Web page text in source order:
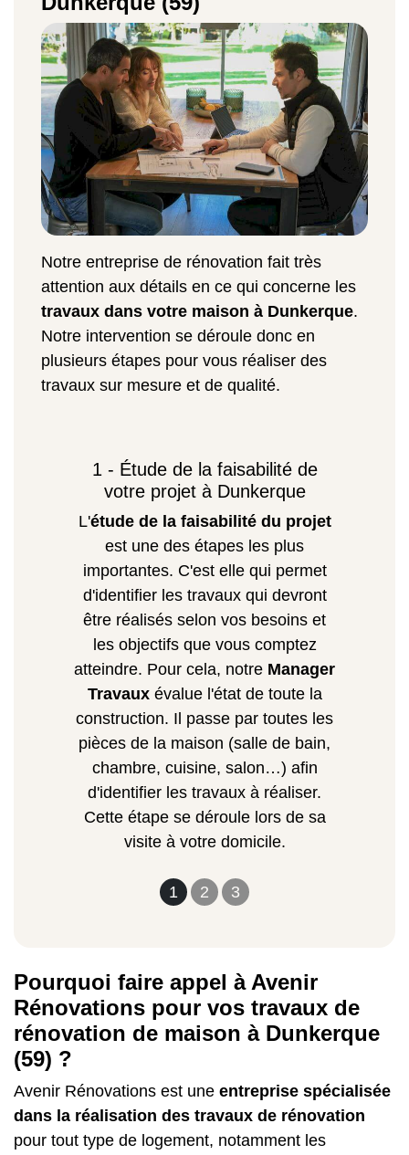
Notre entreprise de rénovation fait très
attention aux détails en ce qui concerne les
travaux dans votre maison à Dunkerque.
Notre intervention se déroule donc en
plusieurs étapes pour vous réaliser des
travaux sur mesure et de qualité.
1 2 3
1 - Étude de la faisabilité de
votre projet à Dunkerque
L'étude de la faisabilité du projet
est une des étapes les plus
importantes. C'est elle qui permet
d'identifier les travaux qui devront
être réalisés selon vos besoins et
les objectifs que vous comptez
atteindre. Pour cela, notre Manager
Travauxévalue l'état de toute la
construction. Il passe par toutes les
pièces de la maison (salle de bain,
chambre, cuisine, salon…) afin
d'identifier les travaux à réaliser.
Cette étape se déroule lors de sa
visite à votre domicile.
Pourquoi faire appel à Avenir
Rénovations pour vos travaux de
rénovation de maison à Dunkerque
(59) ?
Avenir Rénovations est une entreprise spécialisée
dans la réalisation des travaux de rénovation
pour tout type de logement, notamment les